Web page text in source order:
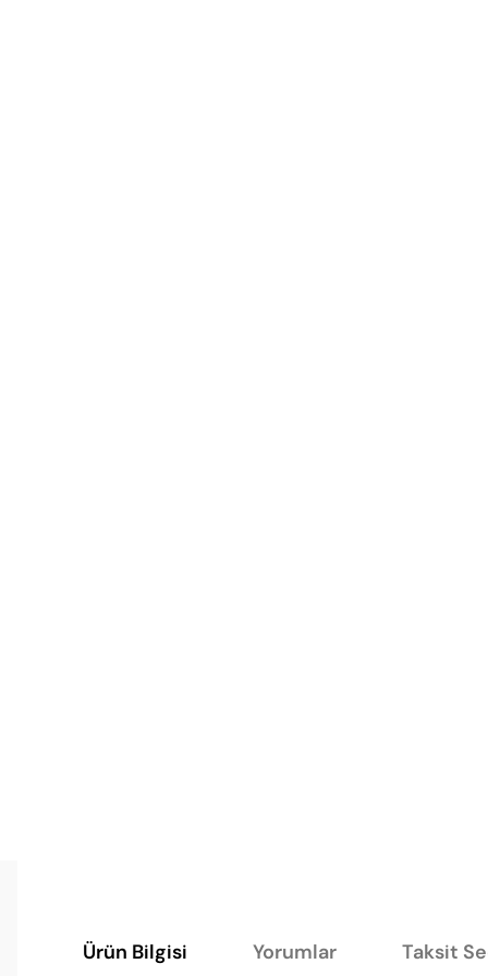
Ürün Bilgisi Yorumlar Taksit